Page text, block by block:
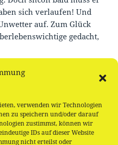
verwenden wir Technologien
zu speichern und/oder darauf
zustimmst, können wir
IDs auf dieser Website
nicht erteilst oder
sich verlaufen! Und
auf. Zum Glück
gedacht,
wir und stärken uns mit
Teilnahme